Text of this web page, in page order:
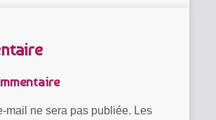
mail ne sera pas publiée. Les